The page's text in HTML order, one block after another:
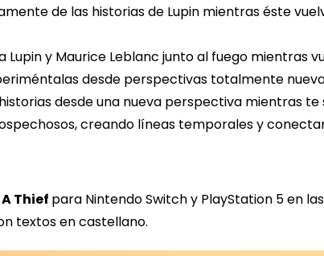
de las historias de Lupin mientras éste
Lupin y Maurice Leblanc junto al fuego mientras
desde perspectivas totalmente
desde una nueva perspectiva mientras
creando líneas temporales y
Thief para Nintendo Switch y PlayStation 5 en
textos en castellano.